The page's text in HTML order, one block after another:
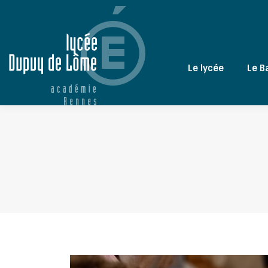
Le lycée Le